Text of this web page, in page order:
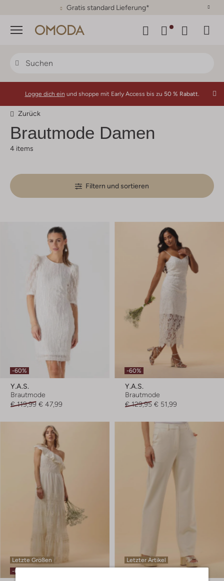
30 Tage Rückgaberecht
Menü
Logge dich ein und shoppe mit Early Access bis zu 50 % Rabatt.
Zurück
Brautmode Damen
4 items
Filtern und sortieren
-60%
Y.a.s.
Brautmode
€ 119,99 € 47,99
-60%
Y.a.s.
Brautmode
€ 129,95 € 51,99
Letzte Größen
-60%
Letzter Artikel